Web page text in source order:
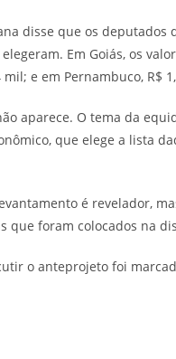
disse que os
Em Goiás, os
e em Pernambuco, R$
aparece. O tema da
que elege a lista
é revelador,
que foram colocados na
o anteprojeto foi